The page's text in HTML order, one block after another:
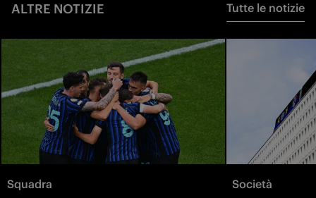
ALTRE NOTIZIE Tutte le notizie
Squadra Società